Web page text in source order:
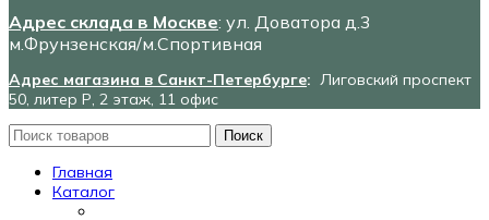
Адрес склада в Москве: ул. Доватора д.3
м.Фрунзенская/м.Спортивная
Адрес магазина в Санкт-Петербурге: Лиговский проспект
50, литер Р, 2 этаж, 11 офис
Поиск
Главная
Каталог